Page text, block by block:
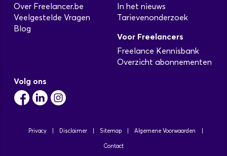
Over Freelancer.be
Veelgestelde Vragen
Blog
In het nieuws
Tarievenonderzoek
Voor Freelancers
Freelance Kennisbank
Overzicht abonnementen
Volg ons
Privacy Disclaimer Sitemap Algemene Voorwaarden
Contact